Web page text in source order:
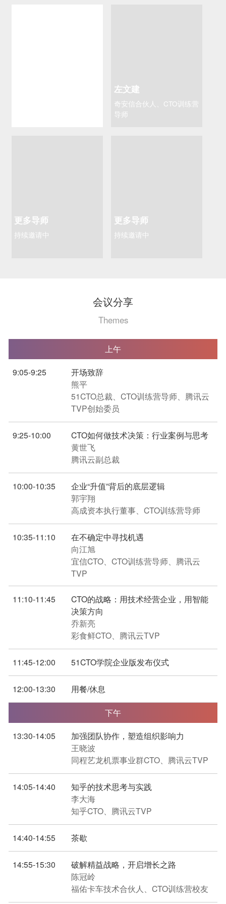
左文建
奇安信合伙人、CTO训练营
导师
更多导师
持续邀请中
更多导师
持续邀请中
会议分享
Themes
上午
9:05-9:25
开场致辞
熊平
51CTO总裁、CTO训练营导师、腾讯云
TVP创始委员
9:25-10:00
CTO如何做技术决策：行业案例与思考
黄世飞
腾讯云副总裁
10:00-10:35
企业“升值”背后的底层逻辑
郭宇翔
高成资本执行董事、CTO训练营导师
10:35-11:10
在不确定中寻找机遇
向江旭
宜信CTO、CTO训练营导师、腾讯云
TVP
11:10-11:45
CTO的战略：用技术经营企业，用智能
决策方向
乔新亮
彩食鲜CTO、腾讯云TVP
11:45-12:00 51CTO学院企业版发布仪式
12:00-13:30 用餐/休息
下午
13:30-14:05
加强团队协作，塑造组织影响力
王晓波
同程艺龙机票事业群CTO、腾讯云TVP
14:05-14:40
知乎的技术思考与实践
李大海
知乎CTO、腾讯云TVP
14:40-14:55 茶歇
14:55-15:30
破解精益战略，开启增长之路
陈冠岭
福佑卡车技术合伙人、CTO训练营校友